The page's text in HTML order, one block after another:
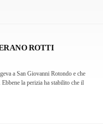
ROTTI
a San Giovanni Rotondo e che
la perizia ha stabilito che il